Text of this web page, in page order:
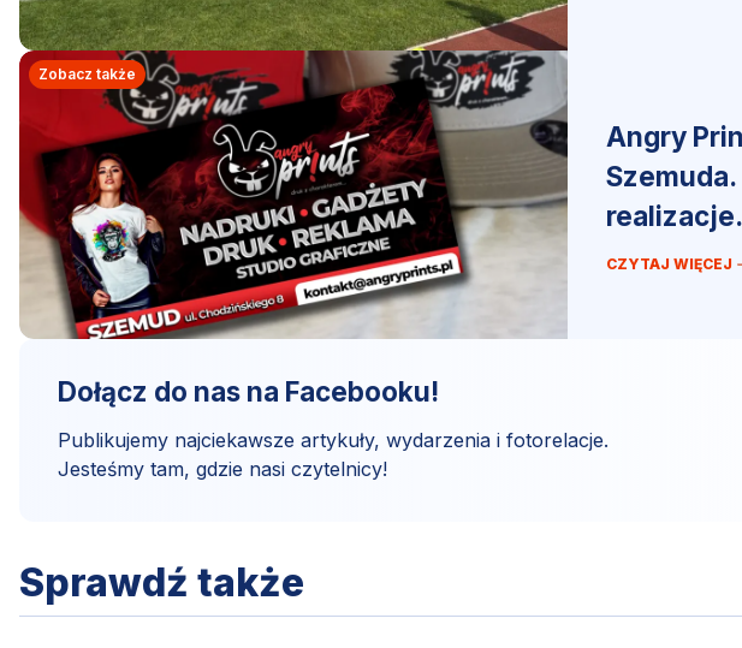
Zobacz także
Angry
realizacje.
CZYTAJ WIĘCEJ
Dołącz do nas na Facebooku!
Publikujemy najciekawsze artykuły, wydarzenia i fotorelacje.
Jesteśmy tam, gdzie nasi czytelnicy!
Sprawdź także